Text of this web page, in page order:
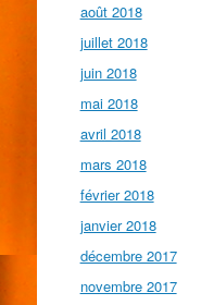
août 2018
juillet 2018
juin 2018
mai 2018
avril 2018
mars 2018
février 2018
janvier 2018
décembre 2017
novembre 2017